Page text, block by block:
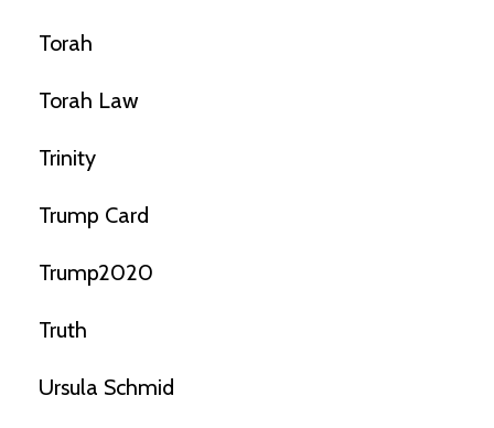
Torah
Torah Law
Trinity
Trump Card
Trump2020
Truth
Ursula Schmid